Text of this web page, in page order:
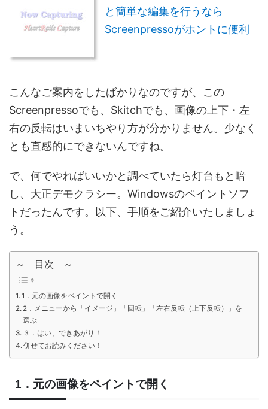
と簡単な編集を行うなら
Screenpressoがホントに便利
こんなご案内をしたばかりなのですが、この
Screenpressoでも、Skitchでも、画像の上下・左
右の反転はいまいちやり方が分かりません。少なく
とも直感的にできないんですね。
で、何でやればいいかと調べていたら灯台もと暗
し、大正デモクラシー。Windowsのペイントソフ
トだったんです。以下、手順をご紹介いたしましょ
う。
～ 目次 ～
1．元の画像をペイントで開く
2．メニューから「イメージ」「回転」「左右反転（上下反転）」を
選ぶ
３．はい、できあがり！
併せてお読みください！
1．元の画像をペイントで開く